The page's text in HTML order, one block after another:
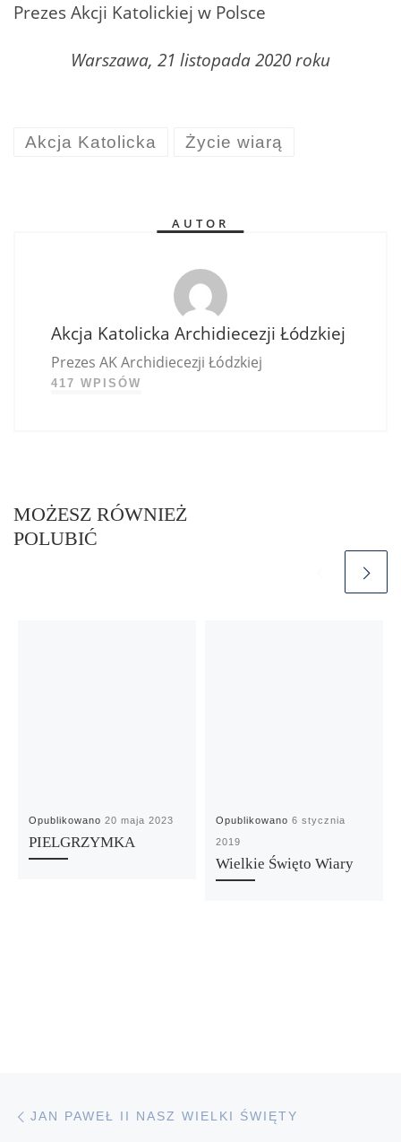
Prezes Akcji Katolickiej w Polsce
Warszawa, 21 listopada 2020 roku
Akcja Katolicka Życie wiarą
AUTOR
Akcja Katolicka Archidiecezji Łódzkiej
Prezes AK Archidiecezji Łódzkiej
417 WPISÓW
MOŻESZ RÓWNIEŻ
POLUBIĆ
Opublikowano20 maja 2023
PIELGRZYMKA
Opublikowano6 stycznia
2019
Wielkie Święto Wiary
Nawigacja wpisu
JAN PAWEŁ II NASZ WIELKI ŚWIĘTY